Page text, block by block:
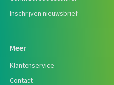
Inschrijven nieuwsbrief
Meer
Klantenservice
Contact